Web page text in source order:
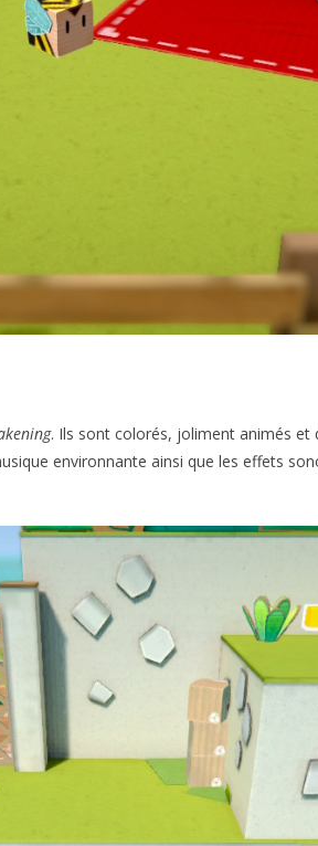
. Ils sont colorés, joliment animés et
environnante ainsi que les effets